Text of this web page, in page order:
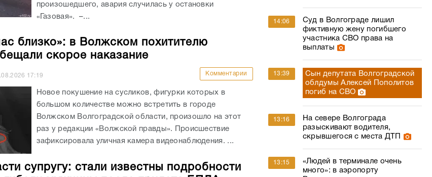
произошедшего, авария случилась у остановки
«Газовая». –...
близко»: в Волжском похитителю
скорое наказание
17:19 Комментарии
Новое покушение на сусликов, фигурки которых в
большом количестве можно встретить в городе
Волжском Волгоградской области, произошло на этот
раз у редакции «Волжской правды». Происшествие
зафиксировала уличная камера видеонаблюдения. ...
супругу: стали известны подробности
14:06
Суд в Волгограде лишил
фиктивную жену погибшего
участника СВО права на
выплаты
13:39
Сын депутата Волгоградской
облдумы Алексей Пополитов
погиб на СВО
13:16
На севере Волгограда
разыскивают водителя,
скрывшегося с места ДТП
13:15
«Людей в терминале очень
много»: в аэропорту